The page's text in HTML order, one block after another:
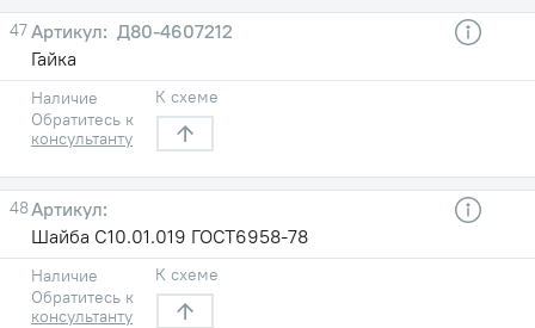
47
Д80-4607212
Гайка
Наличие
Обратитесь к
консультанту
К схеме
48
Шайба С10.01.019 ГОСТ6958-78
Наличие
Обратитесь к
консультанту
К схеме